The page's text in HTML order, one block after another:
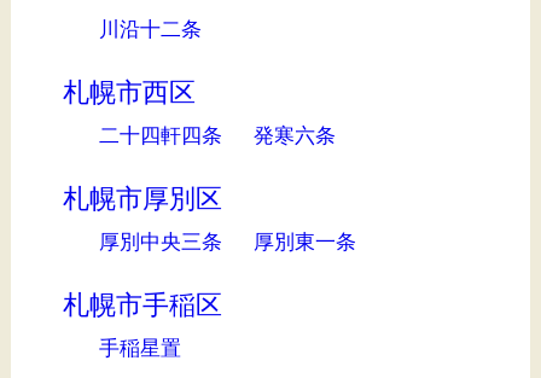
川沿十二条
札幌市西区
二十四軒四条 発寒六条
札幌市厚別区
厚別中央三条 厚別東一条
札幌市手稲区
手稲星置